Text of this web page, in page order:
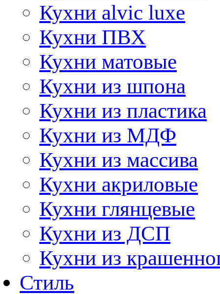
Кухни alvic luxe
Кухни ПВХ
Кухни матовые
Кухни из шпона
Кухни из пластика
Кухни из МДФ
Кухни из массива
Кухни акриловые
Кухни глянцевые
Кухни из ДСП
Кухни из
Стиль